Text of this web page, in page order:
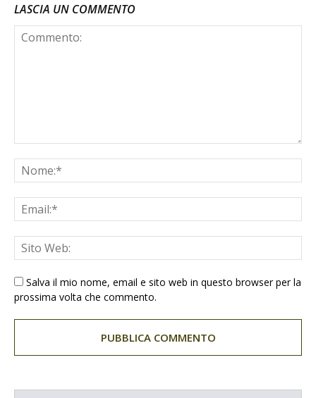
LASCIA UN COMMENTO
Salva il mio nome, email e sito web in questo browser per la
prossima volta che commento.